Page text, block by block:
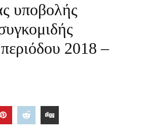
υποβολής
2018 –